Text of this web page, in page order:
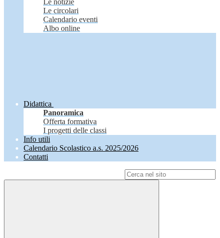
Le notizie
Le circolari
Calendario eventi
Albo online
Didattica
Panoramica
Offerta formativa
I progetti delle classi
Info utili
Calendario Scolastico a.s. 2025/2026
Contatti